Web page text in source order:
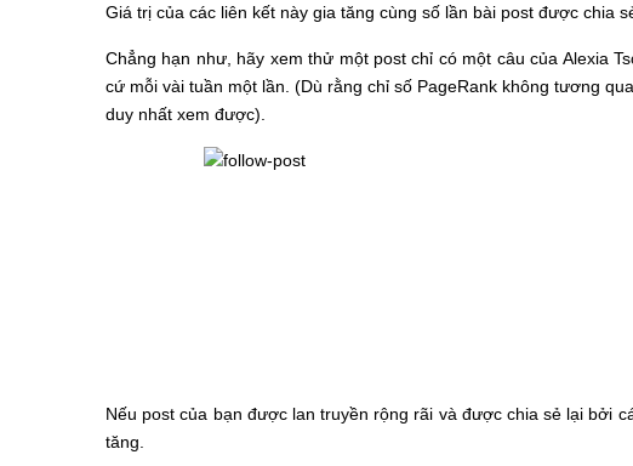
Giá trị của các liên kết này gia tăng cùng số lần bài post được chia
Chẳng hạn như, hãy xem thử một post chỉ có một câu của Alexia
cứ mỗi vài tuần một lần. (Dù rằng chỉ số PageRank không tương
duy nhất xem được).
Nếu post của bạn được lan truyền rộng rãi và được chia sẻ lại bởi
tăng.